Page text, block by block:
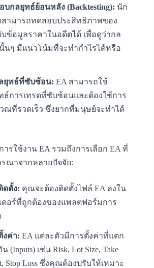
บกลยุทธ์ย้อนหลัง (Backtesting): นัก
สามารถทดสอบประสิทธิภาพของ
บข้อมูลราคาในอดีตได้ เพื่อดูว่ากล
นๆ มีแนวโน้มที่จะทำกำไรได้หรือ
ยุทธ์ที่ซับซ้อน: EA สามารถใช้
ธ์การเทรดที่ซับซ้อนและต้องใช้การ
ณที่รวดเร็ว ซึ่งยากที่มนุษย์จะทำได้
การใช้งาน EA รวมถึงการเลือก EA ที่
ณาจากหลายปัจจัย:
ดตั้ง: คุณจะต้องติดตั้งไฟล์ EA ลงใน
ดอร์ที่ถูกต้องของแพลตฟอร์มการ
งค่า: EA แต่ละตัวมีการตั้งค่าที่แตก
(Inputs) เช่น Risk, Lot Size, Take
Stop Loss ซึ่งคุณต้องปรับให้เหมาะ